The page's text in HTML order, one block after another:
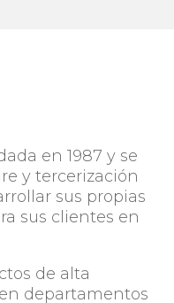
en 1987 y se
y tercerización
sus propias
sus clientes en
de alta
departamentos